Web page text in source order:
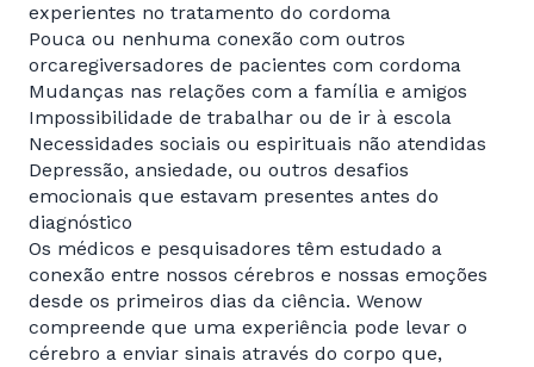
experientes no tratamento do cordoma
Pouca ou nenhuma conexão com outros
orcaregiversadores de pacientes com cordoma
Mudanças nas relações com a família e amigos
Impossibilidade de trabalhar ou de ir à escola
Necessidades sociais ou espirituais não atendidas
Depressão, ansiedade, ou outros desafios
emocionais que estavam presentes antes do
diagnóstico
Os médicos e pesquisadores têm estudado a
conexão entre nossos cérebros e nossas emoções
desde os primeiros dias da ciência. Wenow
compreende que uma experiência pode levar o
cérebro a enviar sinais através do corpo que,